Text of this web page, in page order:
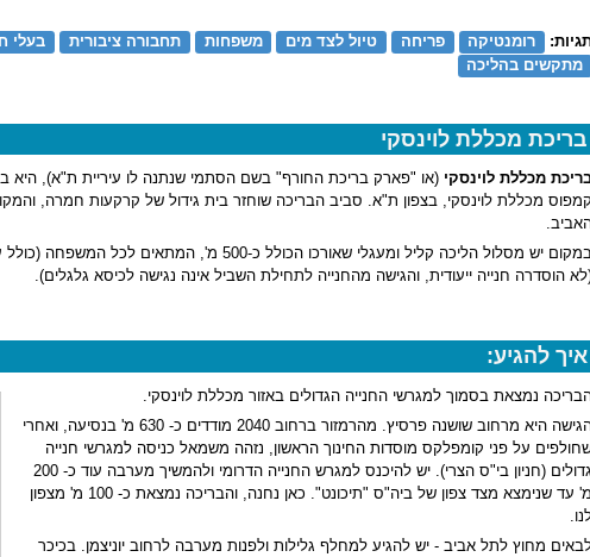
רומנטיקה פריחה טיול לצד מים משפחות תחבורה ציבורית בעלי
מתקשים בהליכה
בריכת מכללת לוינסקי
מכללת לוינסקי (או "פארק בריכת החורף" בשם הסתמי שנתנה לו עיריית ת"א), היא
קמפוס מכללת לוינסקי, בצפון ת"א. סביב הבריכה שוחזר בית גידול של קרקעות חמרה,
במקום יש מסלול הליכה קליל ומעגלי שאורכו הכולל כ-500 מ',
הוסדרה חנייה ייעודית, והגישה מהחנייה לתחילת השביל אינה נגישה לכיסא גלגלים).
איך להגיע:
נמצאת בסמוך למגרשי החנייה הגדולים באזור מכללת לוינסקי.
הגישה היא מרחוב שושנה פרסיץ. מהרמזור ברחוב 2040 מודדים כ- 630 מ' בנסיעה, ואחרי
על פני קומפלקס מוסדות החינוך הראשון, נזהה משמאל כניסה למגרשי חנייה
גדולים (חניון בי"ס הצרי). יש להיכנס למגרש החנייה הדרומי ולהמשיך מערבה עוד כ- 200
מ' עד שנימצא מצד צפון של ביה"ס "תיכונט". כאן נחנה, והבריכה נמצאת כ- 100 מ' מצפון
מחוץ לתל אביב - יש להגיע למחלף גלילות ולפנות מערבה לרחוב יוניצמן. בכיכר